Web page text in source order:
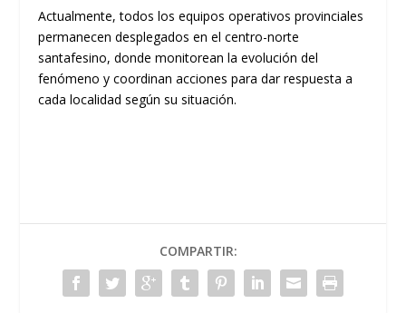
Actualmente, todos los equipos operativos provinciales
permanecen desplegados en el centro-norte
santafesino, donde monitorean la evolución del
fenómeno y coordinan acciones para dar respuesta a
cada localidad según su situación.
COMPARTIR: